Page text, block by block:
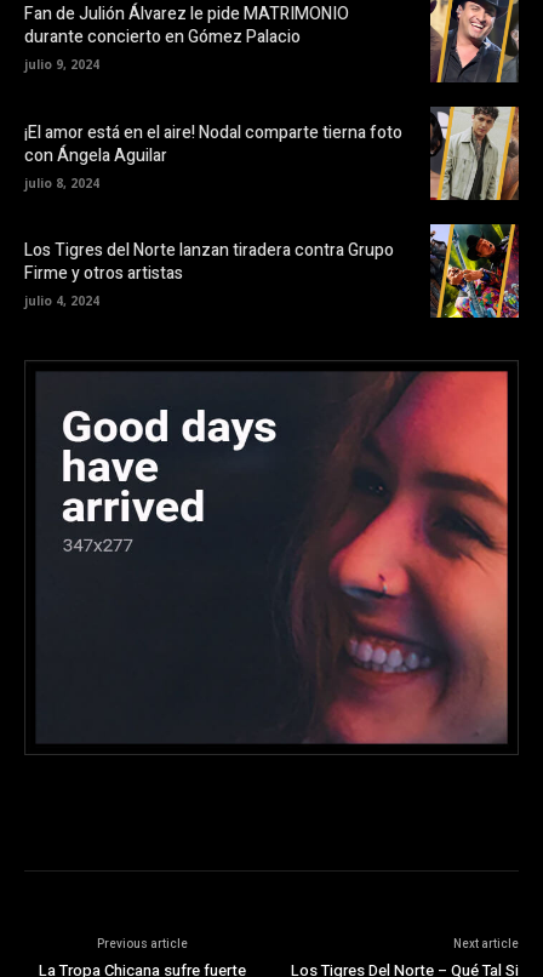
Fan de Julión Álvarez le pide MATRIMONIO
durante concierto en Gómez Palacio
julio 9, 2024
¡El amor está en el aire! Nodal comparte tierna foto
con Ángela Aguilar
julio 8, 2024
Los Tigres del Norte lanzan tiradera contra Grupo
Firme y otros artistas
julio 4, 2024
Previous article
La Tropa Chicana sufre fuerte
Next article
Los Tigres Del Norte – Qué Tal Si